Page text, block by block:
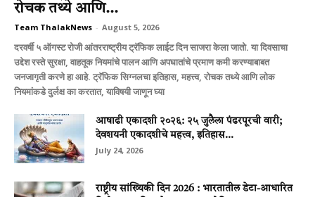
रोचक तथ्ये आणि...
Team ThalakNews - August 5, 2026
दरवर्षी ५ ऑगस्ट रोजी आंतरराष्ट्रीय ट्रॅफिक लाईट दिन साजरा केला जातो. या दिवसाचा
उद्देश रस्ते सुरक्षा, वाहतूक नियमांचे पालन आणि अपघातांचे प्रमाण कमी करण्याबाबत
जनजागृती करणे हा आहे. ट्रॅफिक सिग्नलचा इतिहास, महत्त्व, रोचक तथ्ये आणि लोक
नियमांकडे दुर्लक्ष का करतात, याविषयी जाणून घ्या
आषाढी एकादशी २०२६: २५ जुलैला पंढरपूरची वारी;
देवशयनी एकादशीचे महत्त्व, इतिहास...
July 24, 2026
राष्ट्रीय सांख्यिकी दिन 2026 : भारतातील डेटा-आधारित